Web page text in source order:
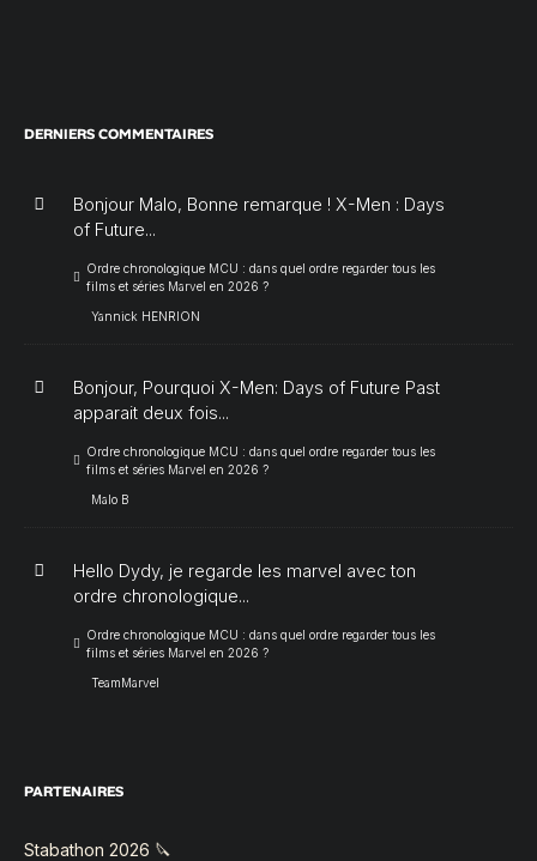
DERNIERS COMMENTAIRES
Bonjour Malo, Bonne remarque ! X-Men : Days
of Future...
Ordre chronologique MCU : dans quel ordre regarder tous les
films et séries Marvel en 2026 ?
Yannick HENRION
Bonjour, Pourquoi X-Men: Days of Future Past
apparait deux fois...
Ordre chronologique MCU : dans quel ordre regarder tous les
films et séries Marvel en 2026 ?
Malo B
Hello Dydy, je regarde les marvel avec ton
ordre chronologique...
Ordre chronologique MCU : dans quel ordre regarder tous les
films et séries Marvel en 2026 ?
TeamMarvel
PARTENAIRES
Stabathon 2026 🔪